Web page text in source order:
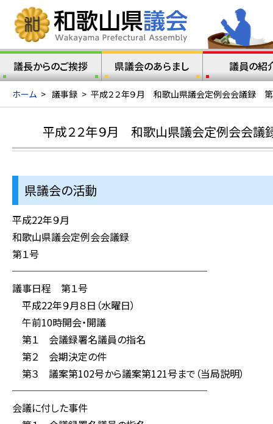
議長からのご挨拶 県議会のあらまし 議員の紹
ホーム > 議事録 > 平成２２年９月 和歌山県議会定例会会議録 第
平成２２年９月 和歌山県議会定例会会議
県議会の活動
平成22年９月
和歌山県議会定例会会議録
第１号
────────────────────
議事日程 第１号
平成22年９月８日（水曜日）
午前10時開会・開議
第１ 会議録署名議員の指名
第２ 会期決定の件
第３ 議案第102号から議案第121号まで（当局説明）
────────────────────
会議に付した事件